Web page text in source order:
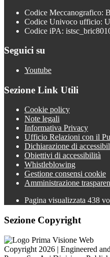
Codice Meccanografico:
Codice Univoco ufficio:
Codice iPA:
Seguici su
Youtube
Sezione Link Utili
Cookie policy
Note legali
Informativa Privacy
Ufficio Relazioni con il
Dichiarazione di
Obiettivi di accessibilità
Whistleblowing
Gestione consensi cookie
Amministrazione
Pagina visualizzata 438
Sezione Copyright
Copyright 2026 | Engineered